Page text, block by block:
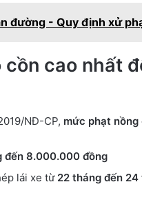
đường - Quy định xử
cao nhất
NĐ-CP, mức phạt
đến 8.000.000 đồng
lái xe từ 22 tháng đến 24